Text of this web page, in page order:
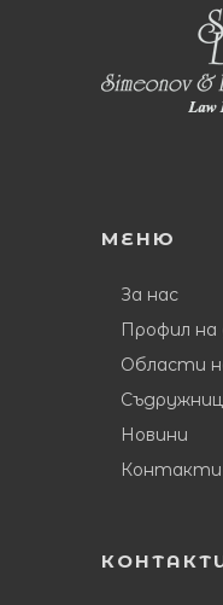
МЕНЮ
За нас
Профил
Области
Новини
Контакти